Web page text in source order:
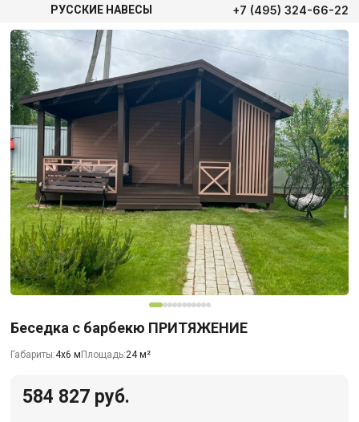
РУССКИЕ НАВЕСЫ +7 (495) 324-66-22
Беседка с барбекю ПРИТЯЖЕНИЕ
Габариты:4х6 м Площадь:24 м²
584 827 руб.